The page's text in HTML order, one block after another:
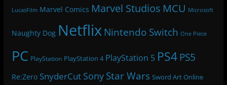
LucasFilm Marvel Comics Marvel Studios MCU Microsoft
Naughty Dog Netflix Nintendo Switch One Piece
PC PlayStation PlayStation 4 PlayStation 5 PS4 PS5
Re:Zero SnyderCut Sony Star Wars Sword Art Online